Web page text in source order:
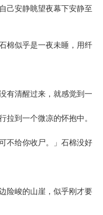
己安静眺望夜幕下安静至
似乎是一夜未睡，用纤
清醒过来，就感觉到一
拉到一个微凉的怀抱中。
给你收尸。」石棉没好
峻的山崖，似乎刚才要